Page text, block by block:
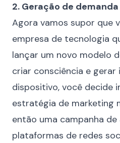
2. Geração de demanda
Agora vamos supor que
empresa de tecnologia
lançar um novo modelo
criar consciência e gerar
dispositivo, você decide
estratégia de marketing
então uma campanha de
plataformas de redes